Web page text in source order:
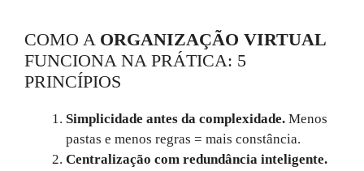
COMO A ORGANIZAÇÃO VIRTUAL
FUNCIONA NA PRÁTICA: 5
PRINCÍPIOS
Simplicidade antes da complexidade. Menos
pastas e menos regras = mais constância.
Centralização com redundância inteligente.